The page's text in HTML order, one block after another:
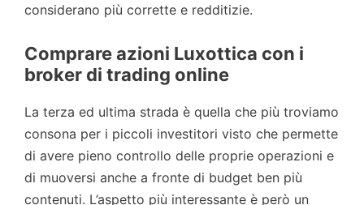
considerano più corrette e redditizie.
Comprare azioni Luxottica con i
broker di trading online
La terza ed ultima strada è quella che più troviamo
consona per i piccoli investitori visto che permette
di avere pieno controllo delle proprie operazioni e
di muoversi anche a fronte di budget ben più
contenuti. L’aspetto più interessante è però un